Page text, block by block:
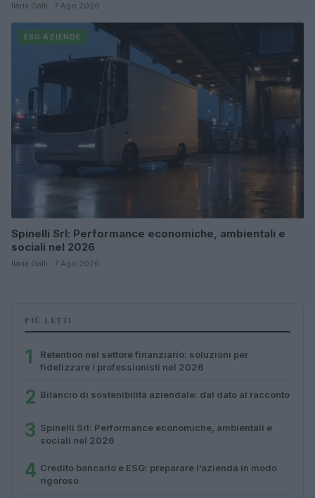
Ilaria Galli · 7 Ago 2026
ESG AZIENDE
Spinelli Srl: Performance economiche, ambientali e
sociali nel 2026
Ilaria Galli · 7 Ago 2026
PIÙ LETTI
1
Retention nel settore finanziario: soluzioni per
fidelizzare i professionisti nel 2026
2 Bilancio di sostenibilità aziendale: dal dato al racconto
3 Spinelli Srl: Performance economiche, ambientali e
sociali nel 2026
4 Credito bancario e ESG: preparare l’azienda in modo
rigoroso